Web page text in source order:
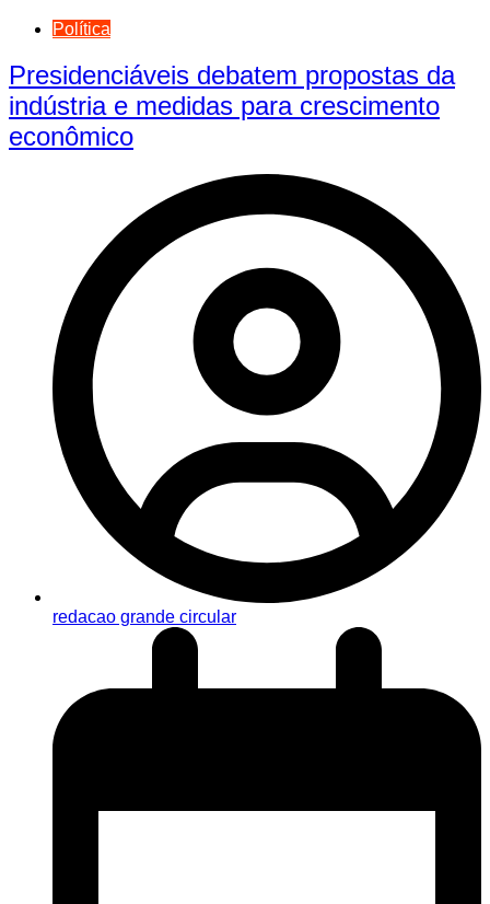
Política
Presidenciáveis debatem propostas da
indústria e medidas para crescimento
econômico
redacao grande circular